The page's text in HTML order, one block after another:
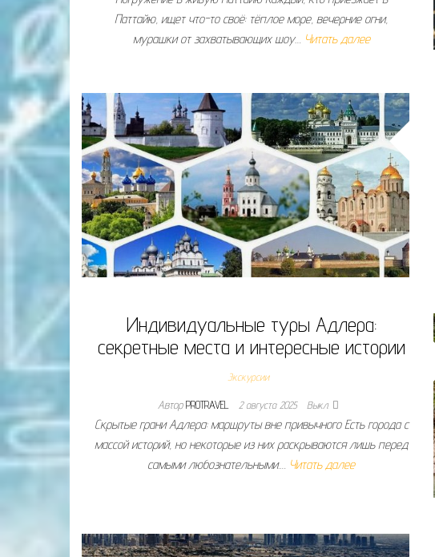
Паттайю, ищет что-то своё: тёплое море, вечерние огни,
мурашки от захватывающих шоу… Читать далее
Индивидуальные туры Адлера:
секретные места и интересные истории
Экскурсии
АвторPROTRAVEL 2 августа 2025 Выкл.
Скрытые грани Адлера: маршруты вне привычного Есть города с
массой историй, но некоторые из них раскрываются лишь перед
самыми любознательными.… Читать далее